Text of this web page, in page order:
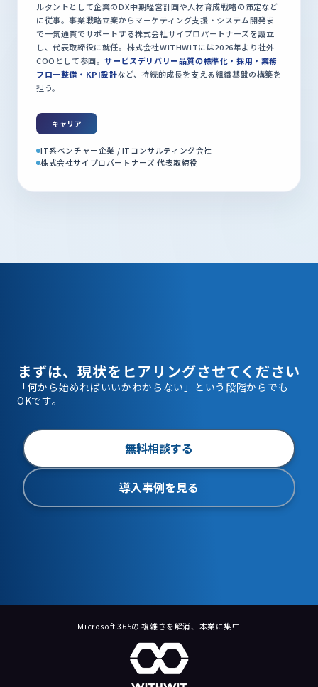
ルタントとして企業のDX中期経営計画や人材育成戦略の策定など
に従事。事業戦略立案からマーケティング支援・システム開発ま
で一気通貫でサポートする株式会社サイプロパートナーズを設立
し、代表取締役に就任。株式会社WITHWITには2026年より社外
COOとして参画。サービスデリバリー品質の標準化・採用・業務
フロー整備・KPI設計など、持続的成長を支える組織基盤の構築を
担う。
キャリア
IT系ベンチャー企業 / ITコンサルティング会社
株式会社サイプロパートナーズ 代表取締役
まずは、現状をヒアリングさせてください
「何から始めればいいかわからない」という段階からでも
OKです。
無料相談する
導入事例を見る
Microsoft 365の 複雑さを解消、本業に集中